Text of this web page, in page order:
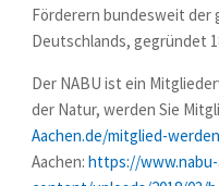
Förderern bundesweit
Deutschlands, gegründet
Der NABU ist ein
der Natur, werden Sie
Aachen.de/mitglied-werden
Aachen: https://